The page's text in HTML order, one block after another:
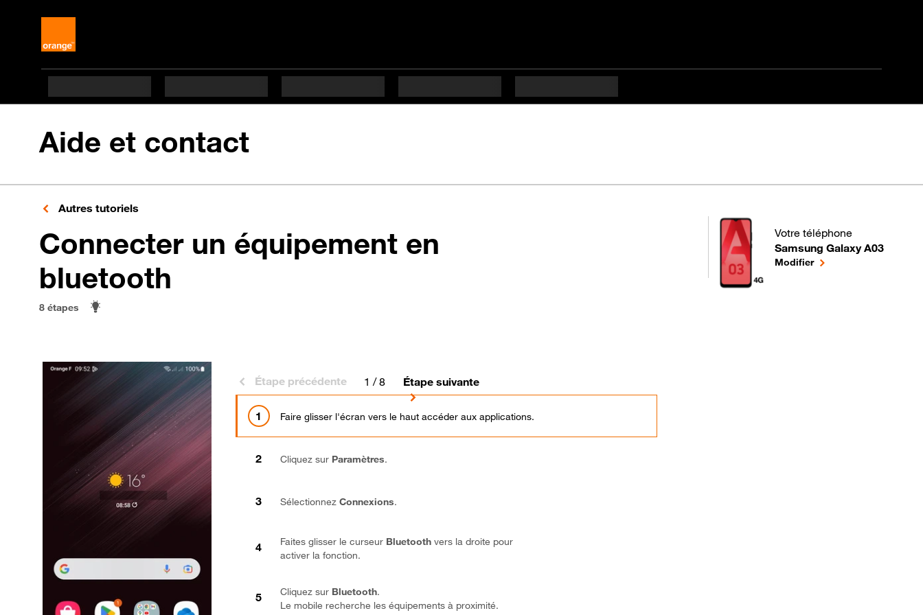
Aide et contact
Autres tutoriels
Connecter un équipement en
bluetooth
8 étapes
Votre téléphone
Samsung Galaxy A03
pour votre Samsung Galaxy
Modifierle téléphone
Étape précédente 1 / 8 Étape suivante
Faire glisser l'écran vers le haut accéder aux applications.
Cliquez sur Paramètres.
Sélectionnez Connexions.
Faites glisser le curseur Bluetoothvers la droite pour
activer la fonction.
Cliquez sur Bluetooth.
Le mobile recherche les équipements à proximité.